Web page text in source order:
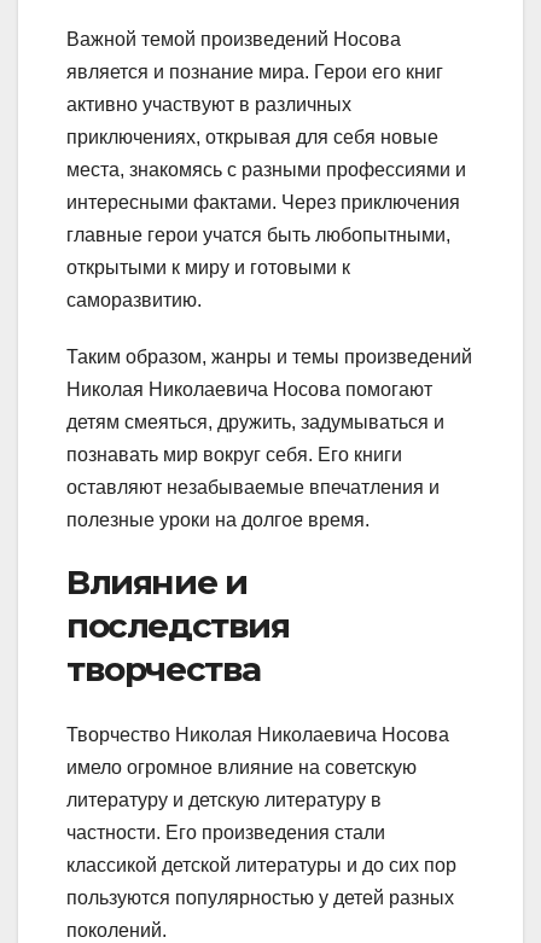
Важной темой произведений Носова
является и познание мира. Герои его книг
активно участвуют в различных
приключениях, открывая для себя новые
места, знакомясь с разными профессиями и
интересными фактами. Через приключения
главные герои учатся быть любопытными,
открытыми к миру и готовыми к
саморазвитию.
Таким образом, жанры и темы произведений
Николая Николаевича Носова помогают
детям смеяться, дружить, задумываться и
познавать мир вокруг себя. Его книги
оставляют незабываемые впечатления и
полезные уроки на долгое время.
Влияние и
последствия
творчества
Творчество Николая Николаевича Носова
имело огромное влияние на советскую
литературу и детскую литературу в
частности. Его произведения стали
классикой детской литературы и до сих пор
пользуются популярностью у детей разных
поколений.